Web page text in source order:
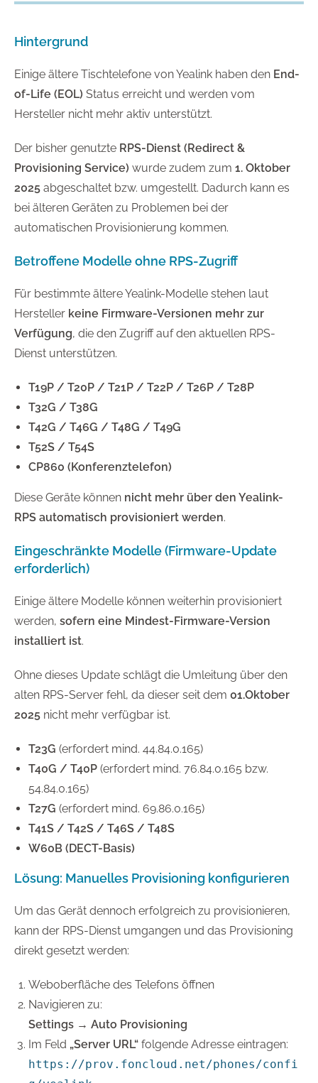
Hintergrund
Einige ältere Tischtelefone von Yealink haben den End-
of-Life (EOL) Status erreicht und werden vom
Hersteller nicht mehr aktiv unterstützt.
Der bisher genutzte RPS-Dienst (Redirect &
Provisioning Service) wurde zudem zum 1. Oktober
2025 abgeschaltet bzw. umgestellt. Dadurch kann es
bei älteren Geräten zu Problemen bei der
automatischen Provisionierung kommen.
Betroffene Modelle ohne RPS-Zugriff
Für bestimmte ältere Yealink-Modelle stehen laut
Hersteller keine Firmware-Versionen mehr zur
Verfügung, die den Zugriff auf den aktuellen RPS-
Dienst unterstützen.
T19P / T20P / T21P / T22P / T26P / T28P
T32G / T38G
T42G / T46G / T48G / T49G
T52S / T54S
CP860 (Konferenztelefon)
Diese Geräte können nicht mehr über den Yealink-
RPS automatisch provisioniert werden.
Eingeschränkte Modelle (Firmware-Update
erforderlich)
Einige ältere Modelle können weiterhin provisioniert
werden, sofern eine Mindest-Firmware-Version
installiert ist.
Ohne dieses Update schlägt die Umleitung über den
alten RPS-Server fehl, da dieser seit dem 01.Oktober
2025 nicht mehr verfügbar ist.
T23G (erfordert mind. 44.84.0.165)
T40G / T40P (erfordert mind. 76.84.0.165 bzw.
54.84.0.165)
T27G (erfordert mind. 69.86.0.165)
T41S / T42S / T46S / T48S
W60B (DECT-Basis)
Lösung: Manuelles Provisioning konfigurieren
Um das Gerät dennoch erfolgreich zu provisionieren,
kann der RPS-Dienst umgangen und das Provisioning
direkt gesetzt werden:
Weboberfläche des Telefons öffnen
Navigieren zu:
Settings → Auto Provisioning
Im Feld „Server URL“ folgende Adresse eintragen:
https://prov.foncloud.net/phones/confi